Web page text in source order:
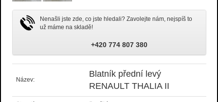
Nenašli jste zde, co jste hledali? Zavolejte nám, nejspíš to
už máme na skladě!
+420 774 807 380
Název:
Blatník přední levý
RENAULT THALIA II